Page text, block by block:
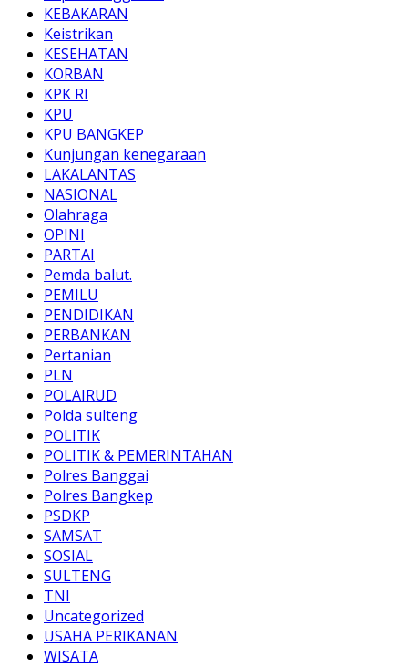
KEBAKARAN
Keistrikan
KESEHATAN
KORBAN
KPK RI
KPU
KPU BANGKEP
Kunjungan kenegaraan
LAKALANTAS
NASIONAL
Olahraga
OPINI
PARTAI
Pemda balut.
PEMILU
PENDIDIKAN
PERBANKAN
Pertanian
PLN
POLAIRUD
Polda sulteng
POLITIK
POLITIK & PEMERINTAHAN
Polres Banggai
Polres Bangkep
PSDKP
SAMSAT
SOSIAL
SULTENG
TNI
Uncategorized
USAHA PERIKANAN
WISATA